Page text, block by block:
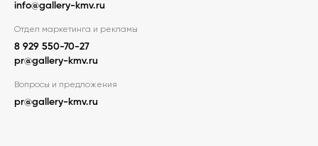
info@gallery-kmv.ru
Отдел маркетинга и рекламы
8 929 550-70-27
pr@gallery-kmv.ru
Вопросы и предложения
pr@gallery-kmv.ru